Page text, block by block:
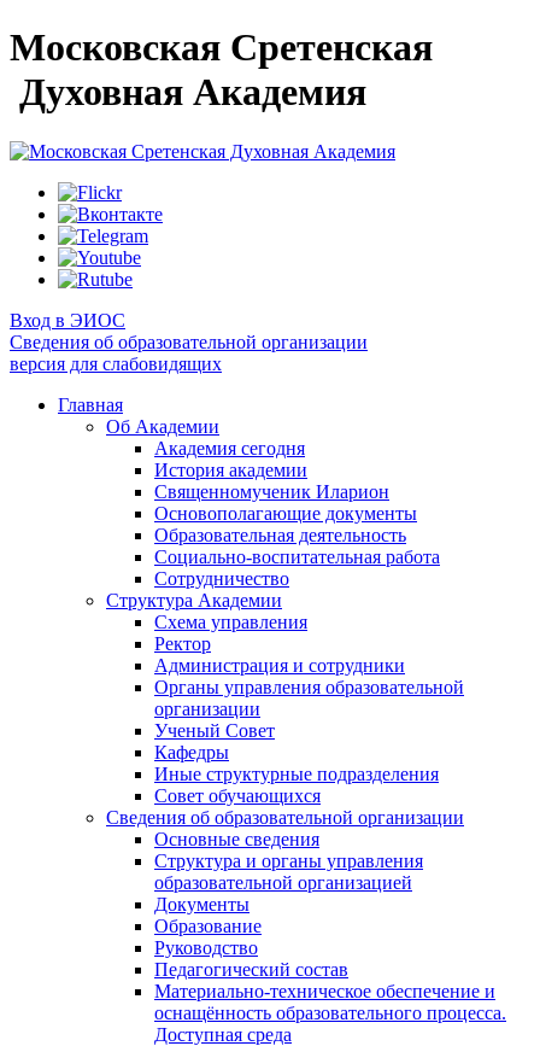
Московская Сретенская
Духовная Академия
Вход в ЭИОС
Сведения об образовательной организации
версия для слабовидящих
Главная
Об Академии
Академия сегодня
История академии
Священномученик Иларион
Основополагающие документы
Образовательная деятельность
Социально-воспитательная работа
Сотрудничество
Структура Академии
Схема управления
Ректор
Администрация и сотрудники
Органы управления образовательной
организации
Ученый Совет
Кафедры
Иные структурные подразделения
Совет обучающихся
Сведения об образовательной организации
Основные сведения
Структура и органы управления
образовательной организацией
Документы
Образование
Руководство
Педагогический состав
Материально-техническое обеспечение и
оснащённость образовательного процесса.
Доступная среда